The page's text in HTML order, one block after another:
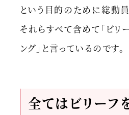
という目的のために総動
それらすべて含めて「ビリー
ング」と言っているのです。
全てはビリーフ